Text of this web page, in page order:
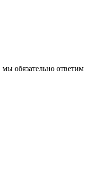
обязательно ответим